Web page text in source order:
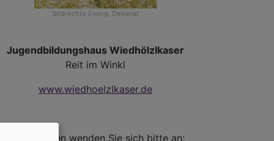
Bildrechte Evang. Dekanat
Jugendbildungshaus Wiedhölzlkaser
Reit im Winkl
www.wiedhoelzlkaser.de
Bei Anfragen wenden Sie sich bitte an: